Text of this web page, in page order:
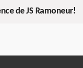
de JS Ramoneur!